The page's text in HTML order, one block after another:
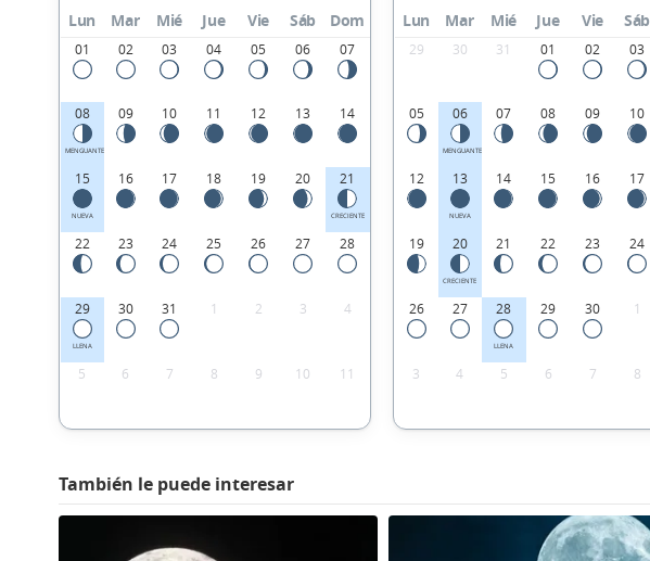
Lun Mar Mié Jue Vie Sáb Dom
01 02 03 04 05 06 07
08
MENGUANTE
09 10 11 12 13 14
15
NUEVA
16 17 18 19 20 21
CRECIENTE
22 23 24 25 26 27 28
29
LLENA
30 31 1 2 3 4
5 6 7 8 9 10 11
Lun Mar Mié Jue Vie Sáb
29 30 31 01 02 03
05 06
MENGUANTE
07 08 09 10
12 13
NUEVA
14 15 16 17
19 20
CRECIENTE
21 22 23 24
26 27 28
LLENA
29 30 1
3 4 5 6 7 8
También le puede interesar